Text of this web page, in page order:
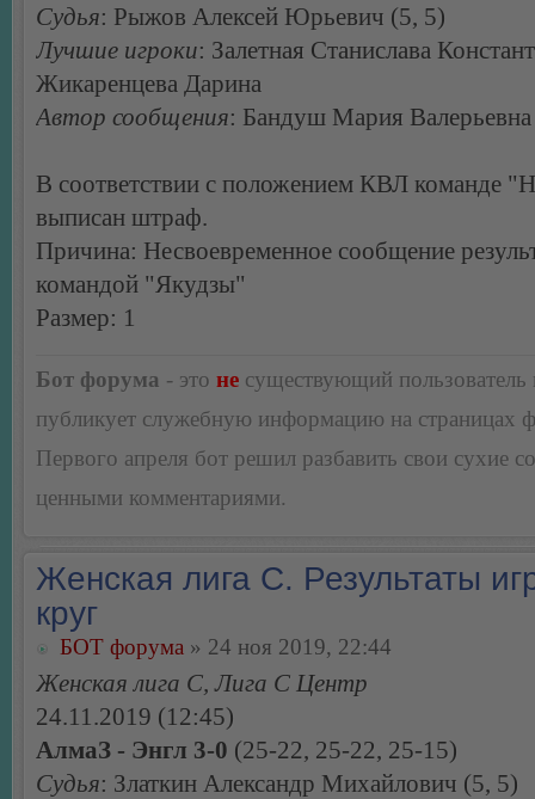
Судья: Рыжов Алексей Юрьевич (5, 5)
Лучшие игроки: Залетная Станислава
Жикаренцева Дарина
Автор сообщения: Бандуш Мария Валерьевна
В соответствии с положением КВЛ команде
выписан штраф.
Причина: Несвоевременное сообщение
командой "Якудзы"
Размер: 1
Бот форума - это не существующий пользователь
публикует служебную информацию на страницах
Первого апреля бот решил разбавить свои сухие
ценными комментариями.
Женская лига С. Результаты
круг
БОТ форума » 24 ноя 2019, 22:44
Женская лига С, Лига С Центр
24.11.2019 (12:45)
АлмаЗ - Энгл 3-0 (25-22, 25-22, 25-15)
Судья: Златкин Александр Михайлович (5, 5)